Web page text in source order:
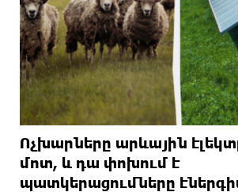
Ոչխարները արևային
մոտ, և դա փոխում է
պատկերացումները